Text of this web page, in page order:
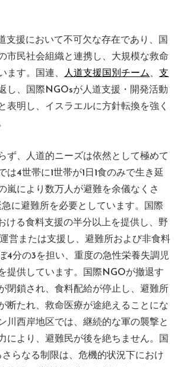
支援において不可欠な存在であり、国
市民社会組織と連携し、大規模な救命
ます。国連、 人道支援国別チーム、支
し、国際NGOsが人道支援・開発活動
表明し、イスラエルに方針転換を強く
ず、人道的ニーズは依然として極めて
は4世帯に1世帯が1日1食のみで生き延
嵐により数万人が避難を余儀なくさ
急に避難所を必要としています。国際
ける食料支援の半分以上を提供し、野
営または支援し、避難所および非食料
4分の3を担い、重度の急性栄養失調児
提供しています。国際NGOが撤退す
閉鎖され、食料配給が停止し、避難所
断たれ、救命医療が途絶えることにな
川西岸地区では、継続的な軍の襲撃と
により、避難民が後を絶ちません。国
らなる制限は、危機的状況下におけ